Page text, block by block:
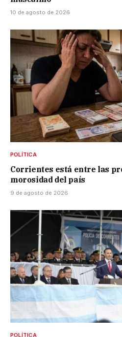
10 de agosto de 2026
POLÍTICA
Corrientes está entre las
morosidad del país
9 de agosto de 2026
POLÍTICA